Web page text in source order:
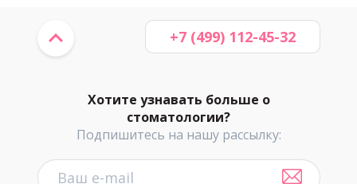
Хотите узнавать больше о
стоматологии?
Подпишитесь на нашу рассылку:
+7 (499) 112-45-32